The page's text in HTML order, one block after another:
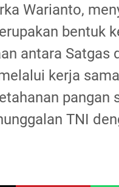
Warianto,
bentuk
antara Satgas
kerja
pangan
TNI